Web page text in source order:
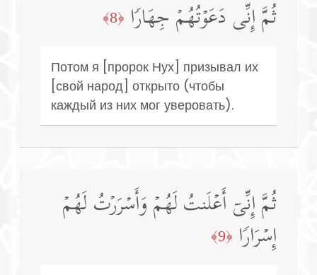
ثُمَّ إِنِّی دَعَوۡتُهُمۡ جِهَارࣰا ﴿8﴾
Потом я [пророк Нух] призывал их
[свой народ] открыто (чтобы
каждый из них мог уверовать).
ثُمَّ إِنِّیۤ أَعۡلَنتُ لَهُمۡ وَأَسۡرَرۡتُ لَهُمۡ
إِسۡرَارࣰا ﴿9﴾